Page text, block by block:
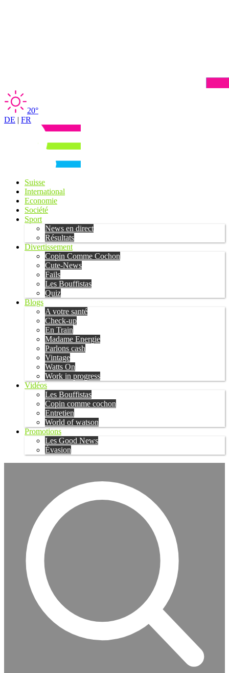
20°
DE | FR
Suisse
International
Economie
Société
Sport
News en direct
Résultats
Divertissement
Copin Comme Cochon
Cute-News
Fails
Les Bouffistas
Quiz
Blogs
A votre santé
Check-up
En Train
Madame Energie
Parlons cash
Vintage
Watts On
Work in progress
Vidéos
Les Bouffistas
Copin comme cochon
Entretien
World of watson
Promotions
Les Good News
Évasion